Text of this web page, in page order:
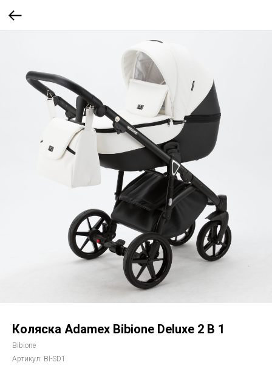
Коляска Adamex Bibione Deluxe 2 В 1
Bibione
Артикул: BI-SD1